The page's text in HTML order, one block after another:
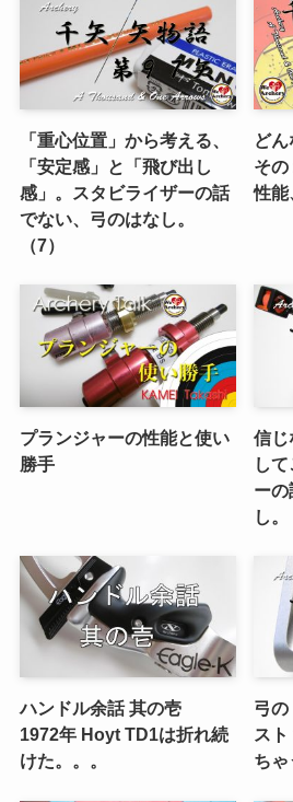
「重心位置」から考える、
「安定感」と「飛び出し
感」。スタビライザーの話
でない、弓のはなし。
（7）
ど
そ
性能
プランジャーの性能と使い
勝手
信じ
し
ー
し。
ハンドル余話 其の壱
1972年 Hoyt TD1は折れ続
けた。。。
弓
ス
ちゃ